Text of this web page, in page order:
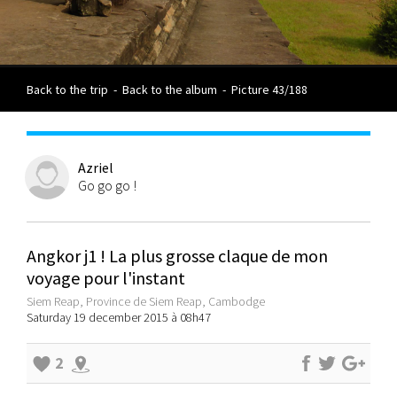
Back to the trip - Back to the album - Picture 43/188
Azriel
Go go go !
Angkor j1 ! La plus grosse claque de mon
voyage pour l'instant
Siem Reap, Province de Siem Reap, Cambodge
Saturday 19 december 2015 à 08h47
2